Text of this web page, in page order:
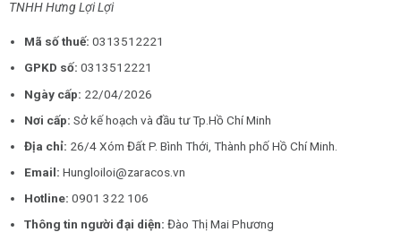
TNHH Hưng Lợi Lợi
Mã số thuế: 0313512221
GPKD số:0313512221
Ngày cấp: 22/04/2026
Nơi cấp:Sở kế hoạch và đầu tư Tp.Hồ Chí Minh
Địa chỉ: 26/4 Xóm Đất P. Bình Thới, Thành phố Hồ Chí Minh.
Email:Hungloiloi@zaracos.vn
Hotline:0901 322 106
Thông tin người đại diện:Đào Thị Mai Phương